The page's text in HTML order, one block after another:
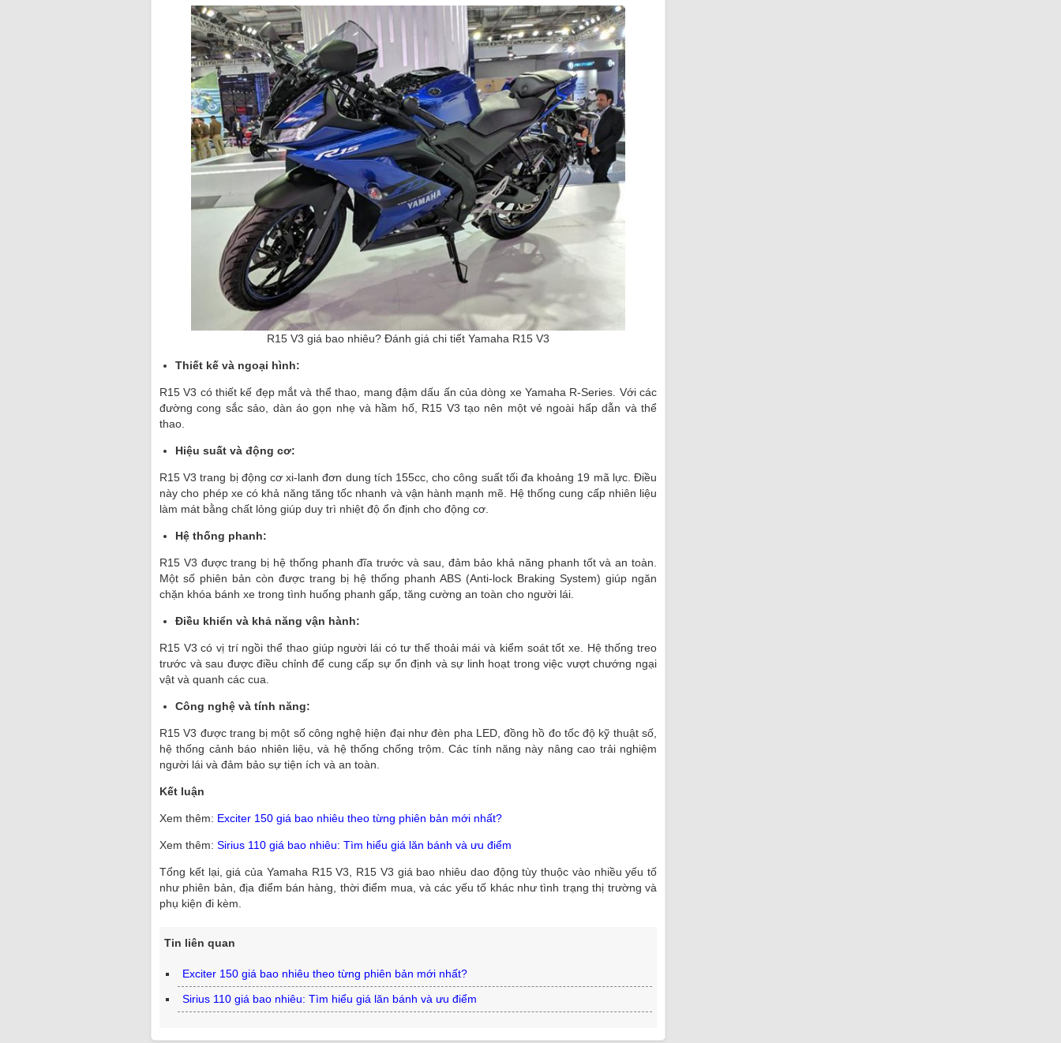
R15 V3 giá bao nhiêu? Đánh giá chi tiết Yamaha R15 V3
Thiết kế và ngoại hình:
R15 V3 có thiết kế đẹp mắt và thể thao, mang đậm dấu ấn của dòng xe Yamaha R-Series. Với các
đường cong sắc sảo, dàn áo gọn nhẹ và hầm hố, R15 V3 tạo nên một vẻ ngoài hấp dẫn và thể
thao.
Hiệu suất và động cơ:
R15 V3 trang bị động cơ xi-lanh đơn dung tích 155cc, cho công suất tối đa khoảng 19 mã lực. Điều
này cho phép xe có khả năng tăng tốc nhanh và vận hành mạnh mẽ. Hệ thống cung cấp nhiên liệu
làm mát bằng chất lỏng giúp duy trì nhiệt độ ổn định cho động cơ.
Hệ thống phanh:
R15 V3 được trang bị hệ thống phanh đĩa trước và sau, đảm bảo khả năng phanh tốt và an toàn.
Một số phiên bản còn được trang bị hệ thống phanh ABS (Anti-lock Braking System) giúp ngăn
chặn khóa bánh xe trong tình huống phanh gấp, tăng cường an toàn cho người lái.
Điều khiển và khả năng vận hành:
R15 V3 có vị trí ngồi thể thao giúp người lái có tư thế thoải mái và kiểm soát tốt xe. Hệ thống treo
trước và sau được điều chỉnh để cung cấp sự ổn định và sự linh hoạt trong việc vượt chướng ngại
vật và quanh các cua.
Công nghệ và tính năng:
R15 V3 được trang bị một số công nghệ hiện đại như đèn pha LED, đồng hồ đo tốc độ kỹ thuật số,
hệ thống cảnh báo nhiên liệu, và hệ thống chống trộm. Các tính năng này nâng cao trải nghiệm
người lái và đảm bảo sự tiện ích và an toàn.
Kết luận
Xem thêm: Exciter 150 giá bao nhiêu theo từng phiên bản mới nhất?
Xem thêm: Sirius 110 giá bao nhiêu: Tìm hiểu giá lăn bánh và ưu điểm
Tổng kết lại, giá của Yamaha R15 V3, R15 V3 giá bao nhiêu dao động tùy thuộc vào nhiều yếu tố
như phiên bản, địa điểm bán hàng, thời điểm mua, và các yếu tố khác như tình trạng thị trường và
phụ kiện đi kèm.
Tin liên quan
Exciter 150 giá bao nhiêu theo từng phiên bản mới nhất?
Sirius 110 giá bao nhiêu: Tìm hiểu giá lăn bánh và ưu điểm